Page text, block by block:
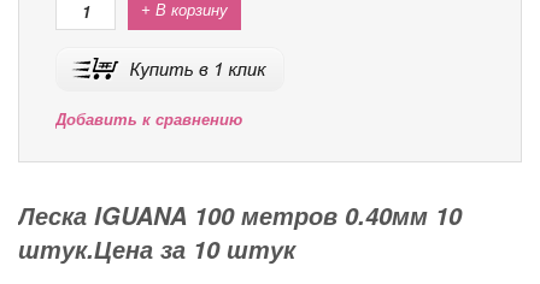
+ В корзину
Добавить к сравнению
Леска IGUANA 100 метров 0.40мм 10
штук.Цена за 10 штук